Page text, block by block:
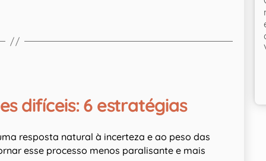
difíceis: 6 estratégias
resposta natural à incerteza e ao peso das
esse processo menos paralisante e mais